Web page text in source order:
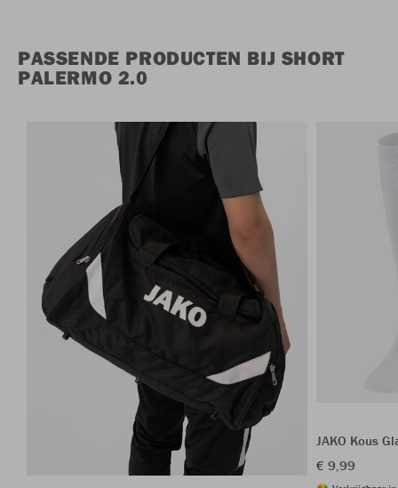
PASSENDE PRODUCTEN BIJ SHORT
PALERMO 2.0
JAKO Kous
€ 9,99